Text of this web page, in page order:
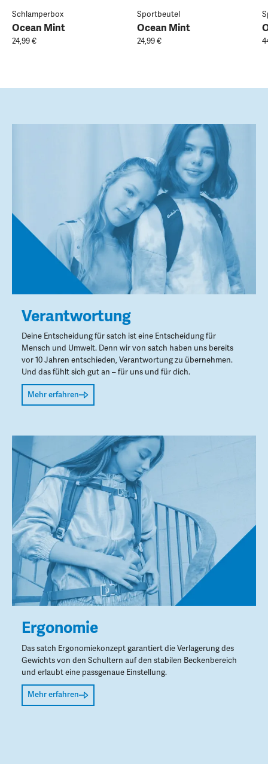
Schlamperbox
Ocean Mint
24,99 €
Sportbeutel
Ocean Mint
24,99 €
Verantwortung
Deine Entscheidung für satch ist eine Entscheidung für
Mensch und Umwelt. Denn wir von satch haben uns bereits
vor 10 Jahren entschieden, Verantwortung zu übernehmen.
Und das fühlt sich gut an – für uns und für dich.
Mehr erfahren
Ergonomie
Das satch Ergonomiekonzept garantiert die Verlagerung des
Gewichts von den Schultern auf den stabilen Beckenbereich
und erlaubt eine passgenaue Einstellung.
Mehr erfahren